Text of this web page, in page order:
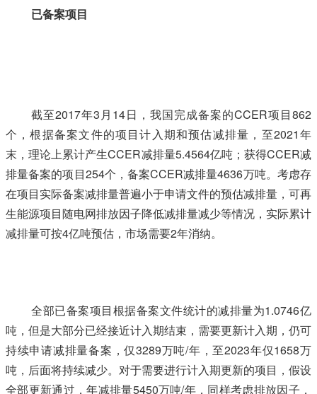
已备案项目
截至2017年3月14日，我国完成备案的CCER项目862
个，根据备案文件的项目计入期和预估减排量，至2021年
末，理论上累计产生CCER减排量5.4564亿吨；获得CCER减
排量备案的项目254个，备案CCER减排量4636万吨。考虑存
在项目实际备案减排量普遍小于申请文件的预估减排量，可再
生能源项目随电网排放因子降低减排量减少等情况，实际累计
减排量可按4亿吨预估，市场需要2年消纳。
全部已备案项目根据备案文件统计的减排量为1.0746亿
吨，但是大部分已经接近计入期结束，需要更新计入期，仍可
持续申请减排量备案，仅3289万吨/年，至2023年仅1658万
吨，后面将持续减少。对于需要进行计入期更新的项目，假设
全部更新通过，年减排量5450万吨/年，同样考虑排放因子，